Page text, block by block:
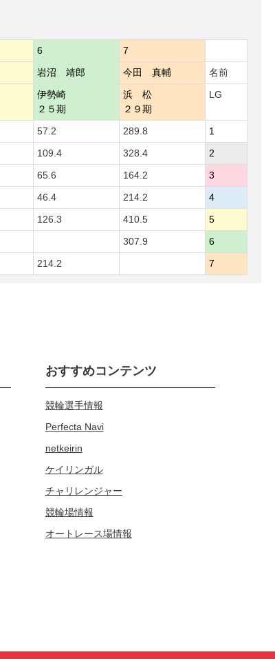
6
7
岩沼 靖郎 今田 真輔
名前
伊勢崎
２５期
浜 松
２９期
LG
57.2 289.8
1
109.4 328.4
2
65.6 164.2
3
46.4 214.2
4
126.3 410.5
5
307.9
6
214.2 7
おすすめコンテンツ
競輪選手情報
Perfecta Navi
netkeirin
ケイリンガル
チャリレンジャー
競輪場情報
オートレース場情報